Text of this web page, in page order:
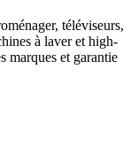
téléviseurs,
à laver et high-
marques et garantie